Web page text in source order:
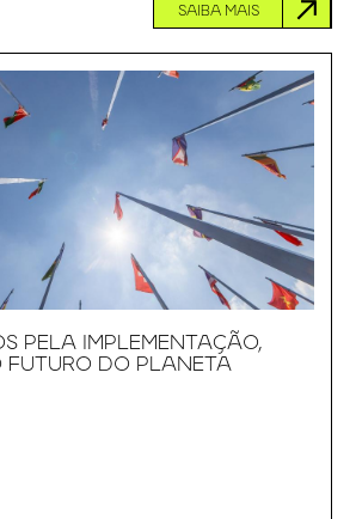
SAIBA MAIS
PELA IMPLEMENTAÇÃO,
FUTURO DO PLANETA